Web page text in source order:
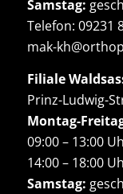
Samstag:
Telefon: 09231
mak-
Filiale
Prinz-Ludwig-
Montag-
09:00 – 13:00
14:00 – 18:00
Samstag: